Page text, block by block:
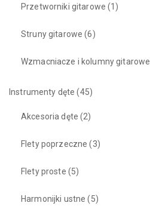
Przetworniki gitarowe (1)
Struny gitarowe (6)
Wzmacniacze i kolumny gitarowe
Instrumenty dęte (45)
Akcesoria dęte (2)
Flety poprzeczne (3)
Flety proste (5)
Harmonijki ustne (5)